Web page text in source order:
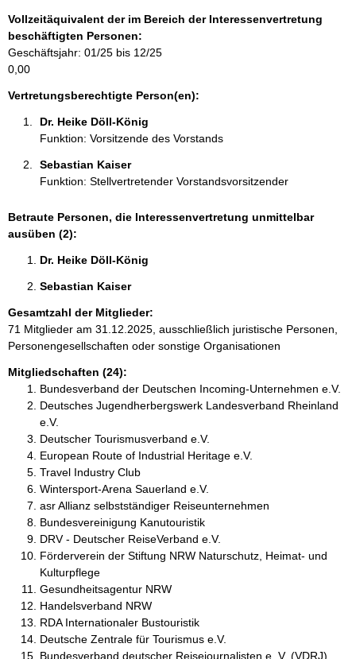
o
n
e
n
:
Vollzeitäquivalent der im Bereich der Interessenvertretung
beschäftigten Personen:
Geschäftsjahr: 01/25 bis 12/25
0,00
Vertretungsberechtigte Person(en):
Dr. Heike Döll-König
Funktion: Vorsitzende des Vorstands
Sebastian Kaiser
Funktion: Stellvertretender Vorstandsvorsitzender
Betraute Personen, die Interessenvertretung unmittelbar
ausüben (2):
Dr. Heike Döll-König
Sebastian Kaiser
Gesamtzahl der Mitglieder:
71 Mitglieder am 31.12.2025, ausschließlich juristische Personen,
Personengesellschaften oder sonstige Organisationen
Mitgliedschaften (24):
Bundesverband der Deutschen Incoming-Unternehmen e.V.
Deutsches Jugendherbergswerk Landesverband Rheinland
e.V.
Deutscher Tourismusverband e.V.
European Route of Industrial Heritage e.V.
Travel Industry Club
Wintersport-Arena Sauerland e.V.
asr Allianz selbstständiger Reiseunternehmen
Bundesvereinigung Kanutouristik
DRV - Deutscher ReiseVerband e.V.
Förderverein der Stiftung NRW Naturschutz, Heimat- und
Kulturpflege
Gesundheitsagentur NRW
Handelsverband NRW
RDA Internationaler Bustouristik
Deutsche Zentrale für Tourismus e.V.
Bundesverband deutscher Reisejournalisten e. V. (VDRJ)